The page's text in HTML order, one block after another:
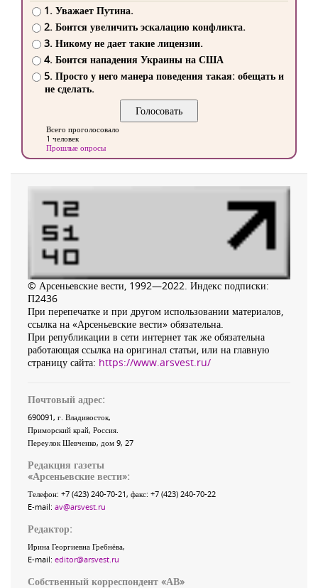
1. Уважает Путина.
2. Боится увеличить эскалацию конфликта.
3. Никому не дает такие лицензии.
4. Боится нападения Украины на США
5. Просто у него манера поведения такая: обещать и
не сделать.
Всего проголосовало
1 человек
Прошлые опросы
© Арсеньевские вести, 1992—2022. Индекс подписки:
П2436
При перепечатке и при другом использовании материалов,
ссылка на «Арсеньевские вести» обязательна.
При републикации в сети интернет так же обязательна
работающая ссылка на оригинал статьи, или на главную
страницу сайта: https://www.arsvest.ru/
Почтовый адрес:
690091, г. Владивосток,
Приморский край, Россия
Переулок Шевченко, дом 9, 27
Редакция газеты
«Арсеньевские вести»:
Телефон: +7 (423) 240-70-21, факс: +7 (423) 240-70-22
E-mail: av@arsvest.ru
Редактор:
Ирина Георгиевна Гребнёва,
E-mail: editor@arsvest.ru
Собственный корреспондент «АВ»